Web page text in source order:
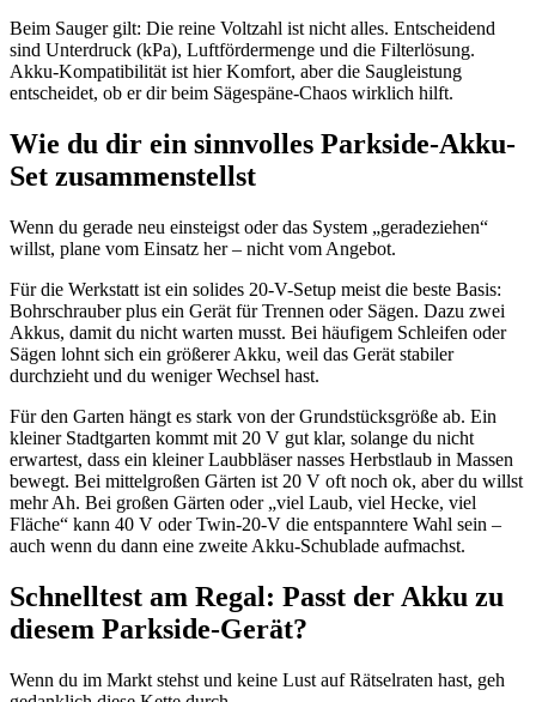
Beim Sauger gilt: Die reine Voltzahl ist nicht alles. Entscheidend
sind Unterdruck (kPa), Luftfördermenge und die Filterlösung.
Akku-Kompatibilität ist hier Komfort, aber die Saugleistung
entscheidet, ob er dir beim Sägespäne-Chaos wirklich hilft.
Wie du dir ein sinnvolles Parkside-Akku-
Set zusammenstellst
Wenn du gerade neu einsteigst oder das System „geradeziehen“
willst, plane vom Einsatz her – nicht vom Angebot.
Für die Werkstatt ist ein solides 20-V-Setup meist die beste Basis:
Bohrschrauber plus ein Gerät für Trennen oder Sägen. Dazu zwei
Akkus, damit du nicht warten musst. Bei häufigem Schleifen oder
Sägen lohnt sich ein größerer Akku, weil das Gerät stabiler
durchzieht und du weniger Wechsel hast.
Für den Garten hängt es stark von der Grundstücksgröße ab. Ein
kleiner Stadtgarten kommt mit 20 V gut klar, solange du nicht
erwartest, dass ein kleiner Laubbläser nasses Herbstlaub in Massen
bewegt. Bei mittelgroßen Gärten ist 20 V oft noch ok, aber du willst
mehr Ah. Bei großen Gärten oder „viel Laub, viel Hecke, viel
Fläche“ kann 40 V oder Twin-20-V die entspanntere Wahl sein –
auch wenn du dann eine zweite Akku-Schublade aufmachst.
Schnelltest am Regal: Passt der Akku zu
diesem Parkside-Gerät?
Wenn du im Markt stehst und keine Lust auf Rätselraten hast, geh